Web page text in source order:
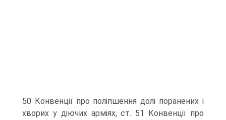
50 Конвенції про поліпшення долі поранених і
хворих у діючих арміях, ст. 51 Конвенції про